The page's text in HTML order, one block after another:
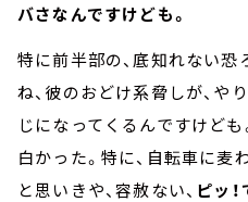
バさなんですけども。
特に前半部の、底知れない恐
ね、彼のおどけ系脅しが、や
じになってくるんですけど
白かった。特に、自転車に
と思いきや、容赦ない、 ピッ